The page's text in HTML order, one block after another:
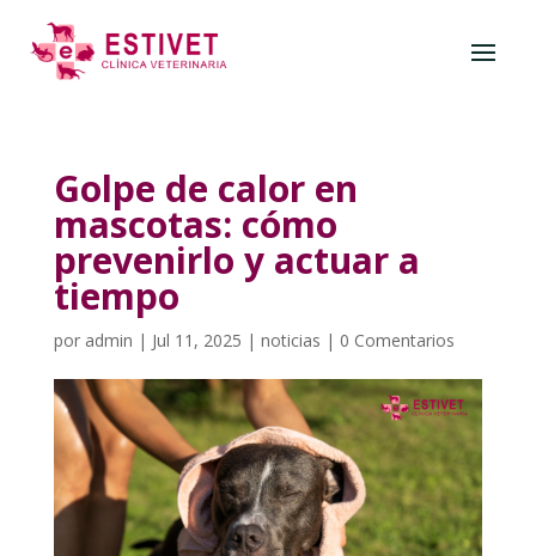
Golpe de calor en
mascotas: cómo
prevenirlo y actuar a
tiempo
por admin | Jul 11, 2025 | noticias | 0 Comentarios